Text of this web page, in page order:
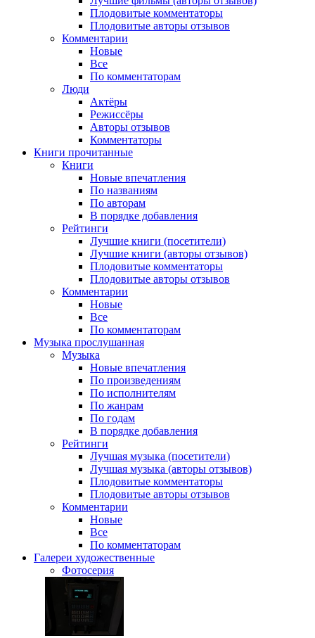
Плодовитые комментаторы
Плодовитые авторы отзывов
Комментарии
Новые
Все
По комментаторам
Люди
Актёры
Режиссёры
Авторы отзывов
Комментаторы
Книги прочитанные
Книги
Новые впечатления
По названиям
По авторам
В порядке добавления
Рейтинги
Лучшие книги (посетители)
Лучшие книги (авторы отзывов)
Плодовитые комментаторы
Плодовитые авторы отзывов
Комментарии
Новые
Все
По комментаторам
Музыка прослушанная
Музыка
Новые впечатления
По произведениям
По исполнителям
По жанрам
По годам
В порядке добавления
Рейтинги
Лучшая музыка (посетители)
Лучшая музыка (авторы отзывов)
Плодовитые комментаторы
Плодовитые авторы отзывов
Комментарии
Новые
Все
По комментаторам
Галереи художественные
Фотосерия